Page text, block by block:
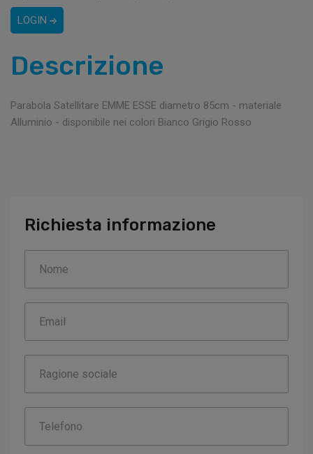
LOGIN
Descrizione
Parabola Satellitare EMME ESSE diametro 85cm - materiale
Alluminio - disponibile nei colori Bianco Grigio Rosso
Richiesta informazione